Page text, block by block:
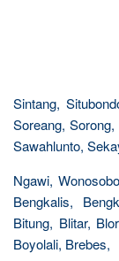
Sintang,
Soreang,
Sawahlunto,
Ngawi,
Bengkalis,
Bitung, Blitar,
Boyolali, Brebes,